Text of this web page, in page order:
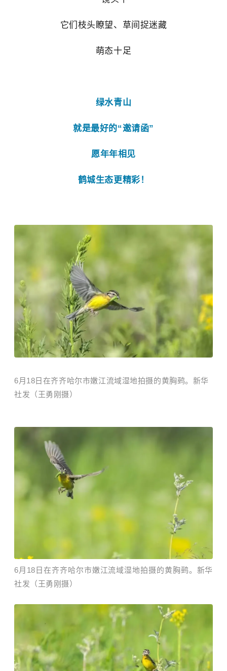
它们枝头瞭望、草间捉迷藏
萌态十足
绿水青山
就是最好的“邀请函”
愿年年相见
鹤城生态更精彩！
6月18日在齐齐哈尔市嫩江流域湿地拍摄的黄胸鹀。新华
社发（王勇刚摄）
6月18日在齐齐哈尔市嫩江流域湿地拍摄的黄胸鹀。新华
社发（王勇刚摄）